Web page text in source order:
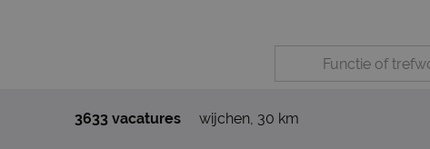
3633 vacatures wijchen, 30 km